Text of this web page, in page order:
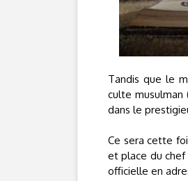
Tandis que le
culte musulman
dans le
Ce sera cette
et place du chef
officielle en